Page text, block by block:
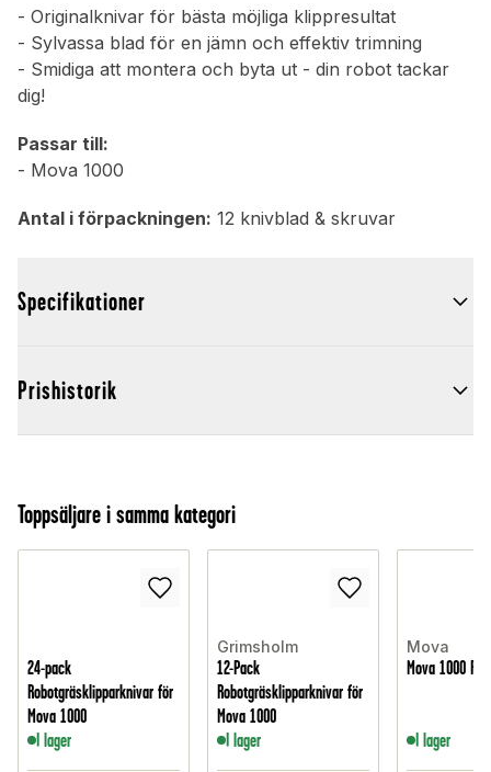
- Originalknivar för bästa möjliga klippresultat
- Sylvassa blad för en jämn och effektiv trimning
- Smidiga att montera och byta ut - din robot tackar
dig!
Passar till:
- Mova 1000
Antal i förpackningen: 12 knivblad & skruvar
Specifikationer
Prishistorik
Toppsäljare i samma kategori
24-pack
Robotgräsklipparknivar för
Mova 1000
I lager
Grimsholm
12-Pack
Robotgräsklipparknivar för
Mova 1000
I lager
Mova
Mova 1000
I lager